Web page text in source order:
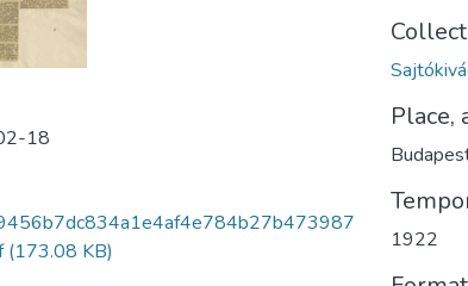
18
(173.08 KB)
Place,
1922